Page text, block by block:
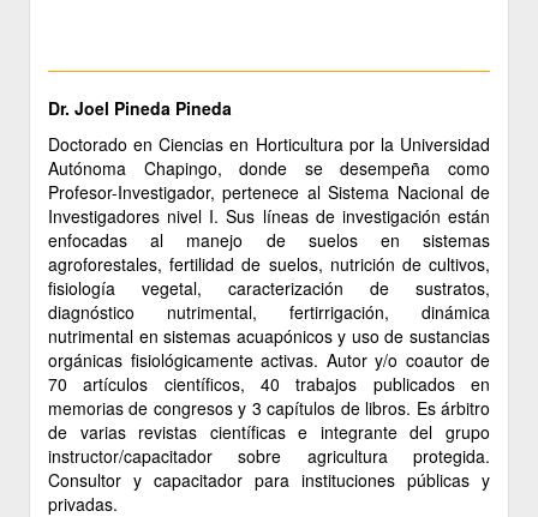
Dr. Joel Pineda Pineda
Doctorado en Ciencias en Horticultura por la Universidad
Autónoma Chapingo, donde se desempeña como
Profesor-Investigador, pertenece al Sistema Nacional de
Investigadores nivel I. Sus líneas de investigación están
enfocadas al manejo de suelos en sistemas
agroforestales, fertilidad de suelos, nutrición de cultivos,
fisiología vegetal, caracterización de sustratos,
diagnóstico nutrimental, fertirrigación, dinámica
nutrimental en sistemas acuapónicos y uso de sustancias
orgánicas fisiológicamente activas. Autor y/o coautor de
70 artículos científicos, 40 trabajos publicados en
memorias de congresos y 3 capítulos de libros. Es árbitro
de varias revistas científicas e integrante del grupo
instructor/capacitador sobre agricultura protegida.
Consultor y capacitador para instituciones públicas y
privadas.